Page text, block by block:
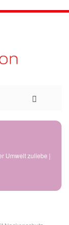
Umwelt zuliebe |